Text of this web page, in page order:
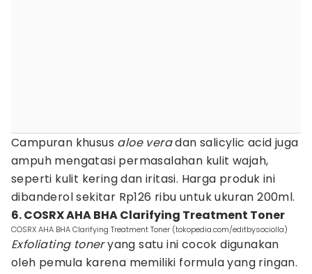
Campuran khusus aloe veradan salicylic acid juga
ampuh mengatasi permasalahan kulit wajah,
seperti kulit kering dan iritasi. Harga produk ini
dibanderol sekitar Rp126 ribu untuk ukuran 200ml.
6. COSRX AHA BHA Clarifying Treatment Toner
COSRX AHA BHA Clarifying Treatment Toner (tokopedia.com/editbysociolla)
Exfoliating toneryang satu ini cocok digunakan
oleh pemula karena memiliki formula yang ringan.